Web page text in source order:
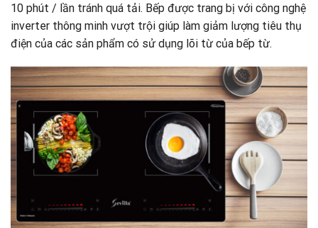
10 phút / lần tránh quá tải. Bếp được trang bị với công nghệ
inverter thông minh vượt trội giúp làm giảm lượng tiêu thụ
điện của các sản phẩm có sử dụng lõi từ của bếp từ.